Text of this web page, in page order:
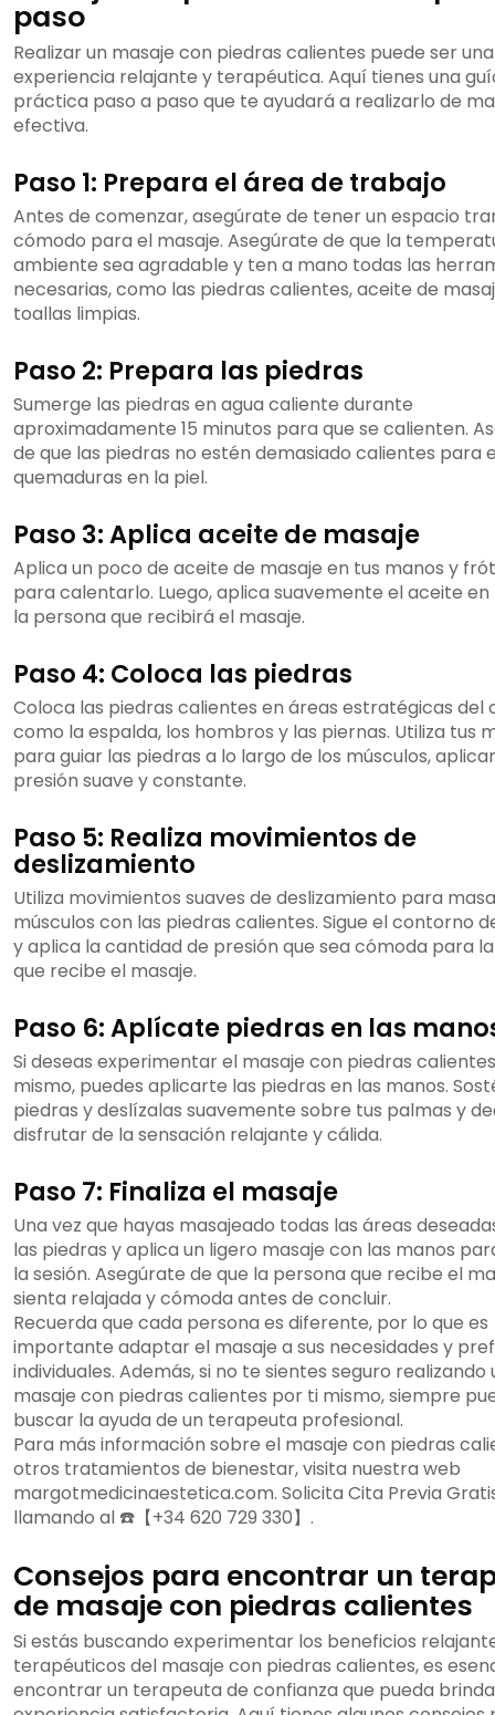
paso
Realizar un masaje con piedras calientes puede ser una
experiencia relajante y terapéutica. Aquí tienes una
práctica paso a paso que te ayudará a realizarlo de
efectiva.
Paso 1: Prepara el área de trabajo
Antes de comenzar, asegúrate de tener un espacio
cómodo para el masaje. Asegúrate de que la
ambiente sea agradable y ten a mano todas las
necesarias, como las piedras calientes, aceite de
toallas limpias.
Paso 2: Prepara las piedras
Sumerge las piedras en agua caliente durante
aproximadamente 15 minutos para que se calienten.
de que las piedras no estén demasiado calientes para
quemaduras en la piel.
Paso 3: Aplica aceite de masaje
Aplica un poco de aceite de masaje en tus manos y
para calentarlo. Luego, aplica suavemente el aceite en
la persona que recibirá el masaje.
Paso 4: Coloca las piedras
Coloca las piedras calientes en áreas estratégicas del
como la espalda, los hombros y las piernas. Utiliza tus
para guiar las piedras a lo largo de los músculos,
presión suave y constante.
Paso 5: Realiza movimientos de
deslizamiento
Utiliza movimientos suaves de deslizamiento para
músculos con las piedras calientes. Sigue el contorno
y aplica la cantidad de presión que sea cómoda para
que recibe el masaje.
Paso 6: Aplícate piedras en las
Si deseas experimentar el masaje con piedras
mismo, puedes aplicarte las piedras en las manos.
piedras y deslízalas suavemente sobre tus palmas y
disfrutar de la sensación relajante y cálida.
Paso 7: Finaliza el masaje
Una vez que hayas masajeado todas las áreas
las piedras y aplica un ligero masaje con las manos
la sesión. Asegúrate de que la persona que recibe el
sienta relajada y cómoda antes de concluir.
Recuerda que cada persona es diferente, por lo que es
importante adaptar el masaje a sus necesidades y
individuales. Además, si no te sientes seguro realizando
masaje con piedras calientes por ti mismo, siempre
buscar la ayuda de un terapeuta profesional.
Para más información sobre el masaje con piedras
otros tratamientos de bienestar, visita nuestra web
margotmedicinaestetica.com. Solicita Cita Previa
llamando al ☎️【+34 620 729 330】.
Consejos para encontrar un
de masaje con piedras calientes
Si estás buscando experimentar los beneficios
terapéuticos del masaje con piedras calientes, es
encontrar un terapeuta de confianza que pueda